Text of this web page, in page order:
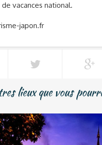
vacances national.
japon.fr
lieux que vous